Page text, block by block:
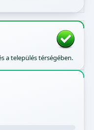
a település térségében.